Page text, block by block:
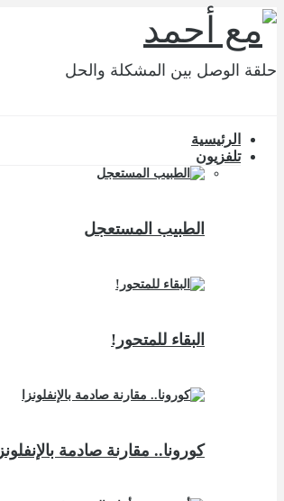
حلقة الوصل بين المشكلة والحل
الرئيسية
تلفزيون
الطبيب المستعجل
البقاء للمتحور!
كورونا.. مقارنة صادمة بالإنفلونزا